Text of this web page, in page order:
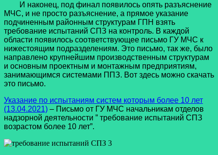
И наконец, под финал появилось опять разъяснение
МЧС, и не просто разъяснение, а прямое указание
подчиненным районным структурам ГПН взять
требование испытаний СПЗ на контроль. В каждой
области появилось соответствующее письмо ГУ МЧС к
нижестоящим подразделениям. Это письмо, так же, было
направлено крупнейшим производственным структурам
и основным проектным и монтажным предприятиям,
занимающимся системами ППЗ. Вот здесь можно скачать
это письмо.
Указание по испытаниям систем которым более 10 лет
(13.04.2021) – Письмо от ГУ МЧС начальникам отделов
надзорной деятельности ” требование испытаний СПЗ
возрастом более 10 лет”.